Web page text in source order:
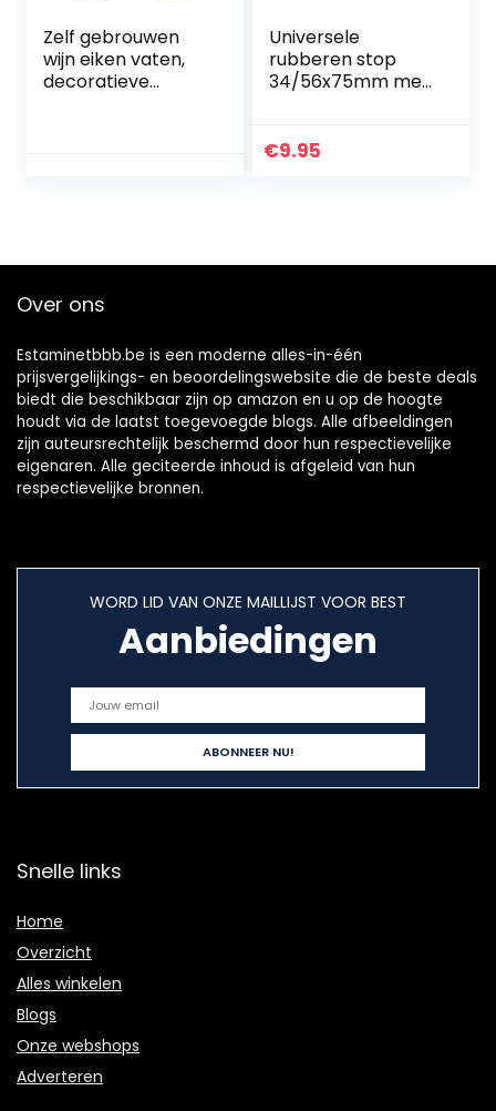
Zelf gebrouwen
wijn eiken vaten,
decoratieve
Universele
rubberen stop
34/56x75mm met
€9.95
Over ons
Estaminetbbb.be is een moderne alles-in-één
prijsvergelijkings- en beoordelingswebsite die de beste deals
biedt die beschikbaar zijn op amazon en u op de hoogte
houdt via de laatst toegevoegde blogs. Alle afbeeldingen
zijn auteursrechtelijk beschermd door hun respectievelijke
eigenaren. Alle geciteerde inhoud is afgeleid van hun
respectievelijke bronnen.
WORD LID VAN ONZE MAILLIJST VOOR BEST
Aanbiedingen
Snelle links
Home
Overzicht
Alles winkelen
Blogs
Onze webshops
Adverteren